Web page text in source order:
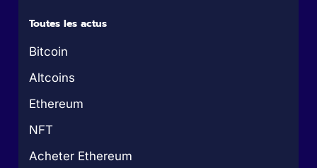
Toutes les actus
Bitcoin
Altcoins
Ethereum
NFT
Acheter Ethereum